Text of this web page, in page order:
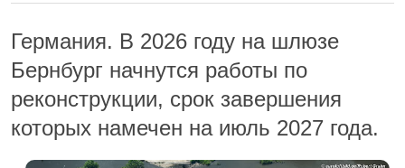
Германия. В 2026 году на шлюзе
Бернбург начнутся работы по
реконструкции, срок завершения
которых намечен на июль 2027 года.